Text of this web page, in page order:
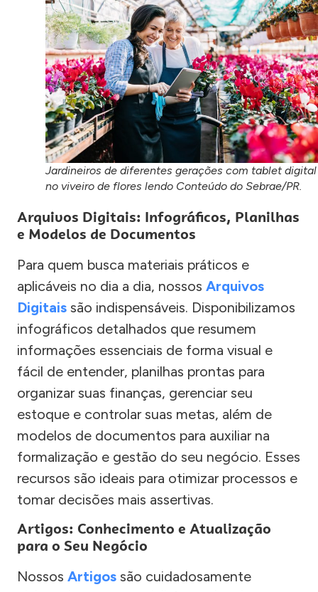
Jardineiros de diferentes gerações com tablet digital
no viveiro de flores lendo Conteúdo do Sebrae/PR.
Arquivos Digitais: Infográficos, Planilhas
e Modelos de Documentos
Para quem busca materiais práticos e
aplicáveis no dia a dia, nossos Arquivos
Digitais são indispensáveis. Disponibilizamos
infográficos detalhados que resumem
informações essenciais de forma visual e
fácil de entender, planilhas prontas para
organizar suas finanças, gerenciar seu
estoque e controlar suas metas, além de
modelos de documentos para auxiliar na
formalização e gestão do seu negócio. Esses
recursos são ideais para otimizar processos e
tomar decisões mais assertivas.
Artigos: Conhecimento e Atualização
para o Seu Negócio
Nossos Artigos são cuidadosamente